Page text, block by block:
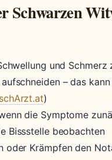
Schwarzen
und Schmerz
– das
)
die Symptome
Bissstelle beobachten
oder Krämpfen den